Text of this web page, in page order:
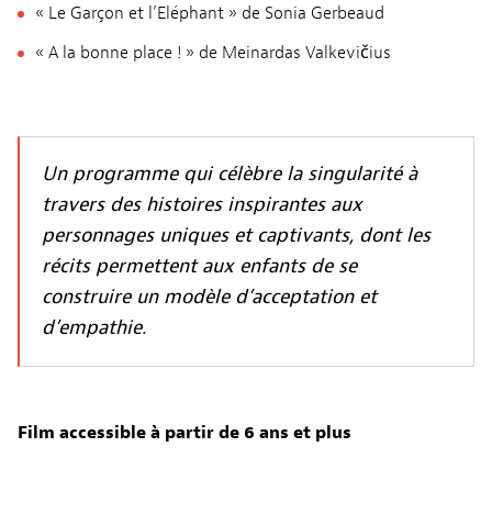
« Le Garçon et l’Eléphant » de Sonia Gerbeaud
« A la bonne place ! » de Meinardas Valkevičius
Un programme qui célèbre la singularité à
travers des histoires inspirantes aux
personnages uniques et captivants, dont les
récits permettent aux enfants de se
construire un modèle d’acceptation et
d’empathie.
Film accessible à partir de 6 ans et plus